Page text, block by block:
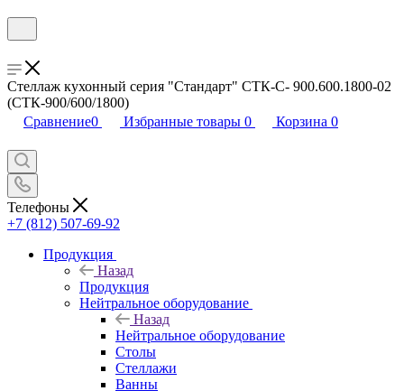
Стеллаж кухонный серия "Стандарт" СТК-С- 900.600.1800-02
(СТК-900/600/1800)
Сравнение0 Избранные товары 0 Корзина 0
Телефоны
+7 (812) 507-69-92
Продукция
Назад
Продукция
Нейтральное оборудование
Назад
Нейтральное оборудование
Столы
Стеллажи
Ванны